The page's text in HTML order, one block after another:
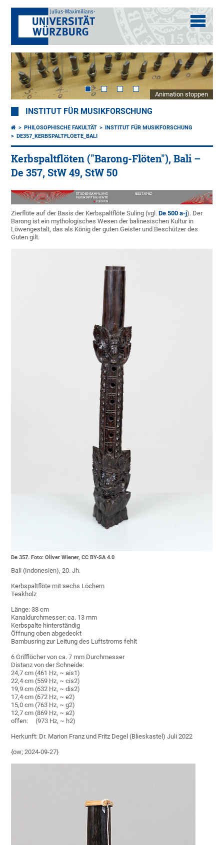
Animation stoppen
INSTITUT FÜR MUSIKFORSCHUNG
PHILOSOPHISCHE FAKULTÄT
INSTITUT FÜR MUSIKFORSCHUNG
DE357_KERBSPALTFLOETE_BALI
Kerbspaltflöten ("Barong-Flöten"), Bali –
De 357, StW 49, StW 50
Zierflöte auf der Basis der Kerbspaltflöte Suling (vgl.De 500 a-j). Der
Barong ist ein mythologisches Wesen der balinesischen Kultur in
Löwengestalt, das als König der guten Geister und Beschützer des
Guten gilt.
De 357. Foto: Oliver Wiener, CC BY-SA 4.0
Bali (Indonesien), 20. Jh.
Kerbspaltflöte mit sechs Löchern
Teakholz
Länge: 38 cm
Kanaldurchmesser: ca. 13 mm
Kerbspalte hinterständig
Öffnung oben abgedeckt
Bambusring zur Leitung des Luftstroms fehlt
6 Grifflöcher von ca. 7 mm Durchmesser
Distanz von der Schneide:
24,7 cm (461 Hz, ~ ais1)
22,4 cm (559 Hz, ~ cis2)
19,9 cm (632 Hz, ~ dis2)
17,4 cm (672 Hz, ~ e2)
15,0 cm (763 Hz, ~ g2)
12,7 cm (869 Hz, ~ a2)
offen: (973 Hz, ~ h2)
Herkunft: Dr. Marion Franz und Fritz Degel (Blieskastel) Juli 2022
{ow; 2024-09-27}